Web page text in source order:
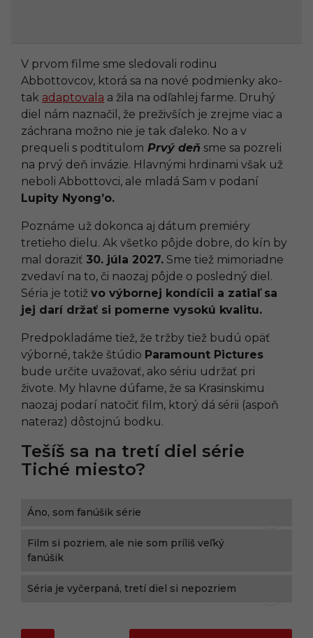
V prvom filme sme sledovali rodinu
Abbottovcov, ktorá sa na nové podmienky ako-
tak adaptovala a žila na odľahlej farme. Druhý
diel nám naznačil, že preživších je zrejme viac a
záchrana možno nie je tak ďaleko. No a v
prequeli s podtitulom Prvý deň sme sa pozreli
na prvý deň invázie. Hlavnými hrdinami však už
neboli Abbottovci, ale mladá Sam v podaní
Lupity Nyong’o.
Poznáme už dokonca aj dátum premiéry
tretieho dielu. Ak všetko pôjde dobre, do kín by
mal doraziť 30. júla 2027. Sme tiež mimoriadne
zvedaví na to, či naozaj pôjde o posledný diel.
Séria je totiž vo výbornej kondícii a zatiaľ sa
jej darí držať si pomerne vysokú kvalitu.
Predpokladáme tiež, že tržby tiež budú opäť
výborné, takže štúdio Paramount Pictures
bude určite uvažovať, ako sériu udržať pri
živote. My hlavne dúfame, že sa Krasinskimu
naozaj podarí natočiť film, ktorý dá sérii (aspoň
nateraz) dôstojnú bodku.
Tešíš sa na tretí diel série
Tiché miesto?
Áno, som fanúšik série
Film si pozriem, ale nie som príliš veľký
fanúšik
Séria je vyčerpaná, tretí diel si nepozriem